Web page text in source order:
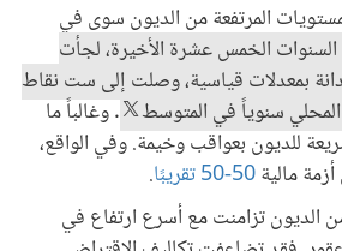
المرتفعة من الديون سوى في
الخمس عشرة الأخيرة، لجأت
بمعدلات قياسية، وصلت إلى ست نقاط
سنوياً في المتوسط
. وغالباً ما
للديون بعواقب وخيمة. وفي الواقع،
مالية50-50 تقريبًا
.
الديون تزامنت مع أسرع ارتفاع في